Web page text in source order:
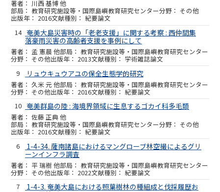
川西 基博 他
教育研究施設等・国際島嶼教育研究センター その他
2016
紀要論文
14 奄美大島災害時の「老老支援」に関する考察 : 西仲間集
落豪雨災害の高齢者支援を事例にして
孟 憲晨 他 教育研究施設等・国際島嶼教育研究センター
その他 2013
学術雑誌論文
9
リュウキュウアユの保全生態学的研究
久米 元 他 教育研究施設等・国際島嶼教育研究センター
その他 2016
紀要論文
10 奄美群島の陸 : 海境界領域に生息するゴカイ科多毛類
佐藤 正典 他
教育研究施設等・国際島嶼教育研究センター その他
2016
紀要論文
6
1-4-34. 薩南諸島におけるマングローブ林空撮によるグリ
ーンインフラ調査
平 瑞樹 他 教育研究施設等・国際島嶼教育研究センター
その他 2022
紀要論文
7
1-4-3. 奄美大島における照葉樹林の種組成と伐採履歴お